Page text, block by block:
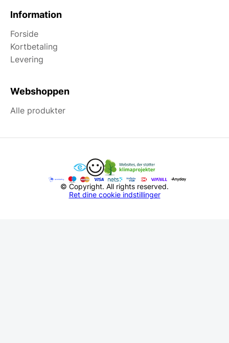
Information
Forside
Kortbetaling
Levering
Webshoppen
Alle produkter
© Copyright. All rights reserved.
Ret dine cookie indstillinger